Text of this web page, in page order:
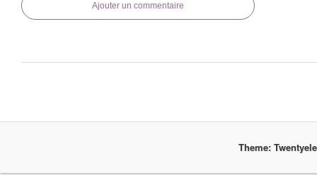
Ajouter un commentaire
Theme: